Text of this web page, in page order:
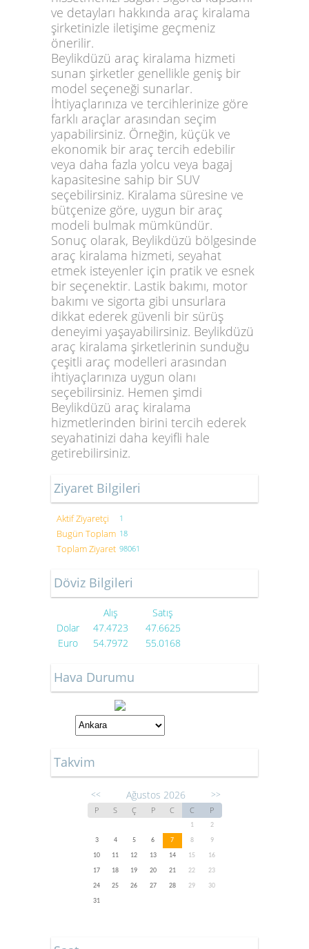
ve detayları hakkında araç kiralama
şirketinizle iletişime geçmeniz
önerilir.
Beylikdüzü araç kiralama hizmeti
sunan şirketler genellikle geniş bir
model seçeneği sunarlar.
İhtiyaçlarınıza ve tercihlerinize göre
farklı araçlar arasından seçim
yapabilirsiniz. Örneğin, küçük ve
ekonomik bir araç tercih edebilir
veya daha fazla yolcu veya bagaj
kapasitesine sahip bir SUV
seçebilirsiniz. Kiralama süresine ve
bütçenize göre, uygun bir araç
modeli bulmak mümkündür.
Sonuç olarak, Beylikdüzü bölgesinde
araç kiralama hizmeti, seyahat
etmek isteyenler için pratik ve esnek
bir seçenektir. Lastik bakımı, motor
bakımı ve sigorta gibi unsurlara
dikkat ederek güvenli bir sürüş
deneyimi yaşayabilirsiniz. Beylikdüzü
araç kiralama şirketlerinin sunduğu
çeşitli araç modelleri arasından
ihtiyaçlarınıza uygun olanı
seçebilirsiniz. Hemen şimdi
Beylikdüzü araç kiralama
hizmetlerinden birini tercih ederek
seyahatinizi daha keyifli hale
getirebilirsiniz.
Ziyaret Bilgileri
Aktif Ziyaretçi 1
Bugün Toplam 18
Toplam Ziyaret 98061
Döviz Bilgileri
Alış
Satış
Dolar
47.4723
47.6625
Euro
54.7972 55.0168
Hava Durumu
Takvim
<< Ağustos 2026 >>
P S Ç P C C P
1
2
3
4 5 6 7 8
9
10
11 12 13 14 15
16
17
18 19 20 21 22
23
24
25 26 27 28 29
30
31